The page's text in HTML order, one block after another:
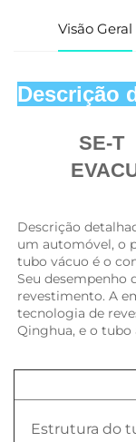
Visão Geral
Descrição
SE-T
Descrição
um automóvel, o
tubo vácuo é o
Seu desempenho
revestimento. A
tecnologia de
Qinghua, e o tubo
Estrutura do